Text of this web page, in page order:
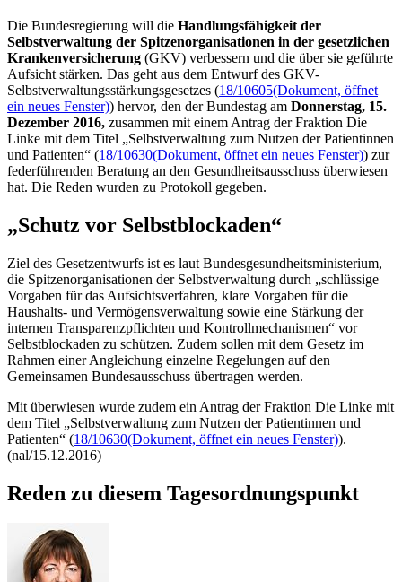
Die Bundesregierung will die Handlungsfähigkeit der
Selbstverwaltung der Spitzenorganisationen in der gesetzlichen
Krankenversicherung (GKV) verbessern und die über sie geführte
Aufsicht stärken. Das geht aus dem Entwurf des GKV-
Selbstverwaltungsstärkungsgesetzes (18/10605(Dokument, öffnet
ein neues Fenster)) hervor, den der Bundestag am Donnerstag, 15.
Dezember 2016, zusammen mit einem Antrag der Fraktion Die
Linke mit dem Titel „Selbstverwaltung zum Nutzen der Patientinnen
und Patienten“ (18/10630(Dokument, öffnet ein neues Fenster)) zur
federführenden Beratung an den Gesundheitsausschuss überwiesen
hat. Die Reden wurden zu Protokoll gegeben.
„Schutz vor Selbstblockaden“
Ziel des Gesetzentwurfs ist es laut Bundesgesundheitsministerium,
die Spitzenorganisationen der Selbstverwaltung durch „schlüssige
Vorgaben für das Aufsichtsverfahren, klare Vorgaben für die
Haushalts- und Vermögensverwaltung sowie eine Stärkung der
internen Transparenzpflichten und Kontrollmechanismen“ vor
Selbstblockaden zu schützen. Zudem sollen mit dem Gesetz im
Rahmen einer Angleichung einzelne Regelungen auf den
Gemeinsamen Bundesausschuss übertragen werden.
Mit überwiesen wurde zudem ein Antrag der Fraktion Die Linke mit
dem Titel „Selbstverwaltung zum Nutzen der Patientinnen und
Patienten“ (18/10630(Dokument, öffnet ein neues Fenster)).
(nal/15.12.2016)
Reden zu diesem Tagesordnungspunkt